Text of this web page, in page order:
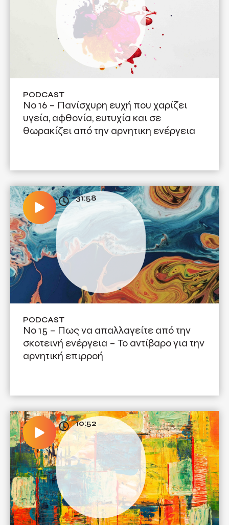
PODCAST
No 16 – Πανίσχυρη ευχή που χαρίζει
υγεία, αφθονία, ευτυχία και σε
θωρακίζει από την αρνητικη ενέργεια
31:58
PODCAST
No 15 – Πως να απαλλαγείτε από την
σκοτεινή ενέργεια – Το αντίβαρο για την
αρνητική επιρροή
10:52